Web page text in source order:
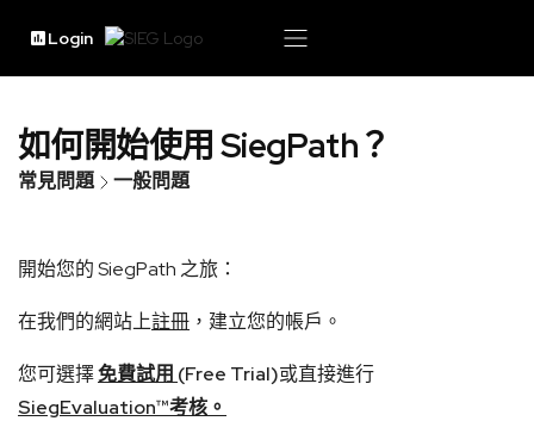
Login
如何開始使用 SiegPath？
常見問題 一般問題
開始您的 SiegPath 之旅：
在我們的網站上註冊 ，建立您的帳戶。
您可選擇免費試用 (Free Trial)或直接進行
SiegEvaluation™考核。